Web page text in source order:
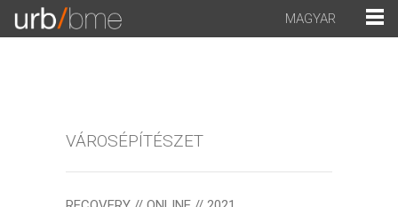
MAGYAR
VÁROSÉPÍTÉSZET